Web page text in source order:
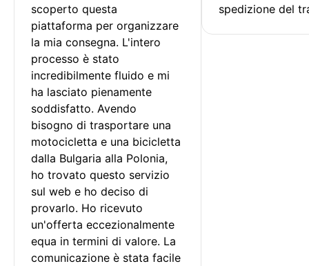
scoperto questa
piattaforma per organizzare
la mia consegna. L'intero
processo è stato
incredibilmente fluido e mi
ha lasciato pienamente
soddisfatto. Avendo
bisogno di trasportare una
motocicletta e una bicicletta
dalla Bulgaria alla Polonia,
ho trovato questo servizio
sul web e ho deciso di
provarlo. Ho ricevuto
un'offerta eccezionalmente
equa in termini di valore. La
comunicazione è stata facile
spedizione del